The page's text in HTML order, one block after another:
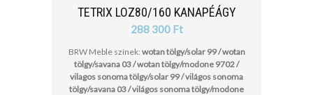
TETRIX LOZ80/160 KANAPÉÁGY
288 300 Ft
BRW Meble színek: wotan tölgy/solar 99 / wotan
tölgy/savana 03 / wotan tölgy/modone 9702 /
vilagos sonoma tölgy/solar 99 / világos sonoma
tölgy/savana 03 / világos sonoma tölgy/modone